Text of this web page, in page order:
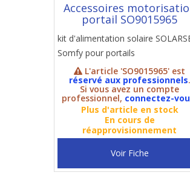
Accessoires
portail SO9015965
kit d'alimentation solaire
Somfy pour portails
L'article 'SO9015965' est
réservé aux professionnels.
Si vous avez un compte
professionnel, connectez-
Plus d'article en stock
En cours de
réapprovisionnement
Voir Fiche